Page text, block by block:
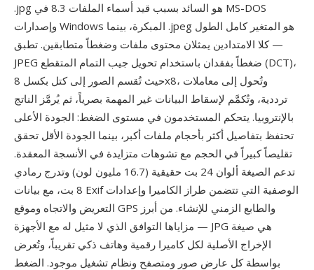
.jpg هو السائد بسبب قيد أسماء الملفات 8.3 في MS-DOS
وإصدارات Windows المبكرة، بينما .jpeg هو المتغير كامل الطول
— كلا الامتدادين يمثلان محتوى ملفات وضغطاً متطابقين. تطبق
JPEG ضغطاً بفقدان باستخدام تحويل جيب التمام المتقطع (DCT)،
حيث تُقسم الصور إلى كتل بكسل 8x8، وتُحول إلى معاملات
ترددية، وتُكمَّم لإسقاط البيانات غير المهمة بصرياً، ثم يُرمَّز الناتج
بالإنتروبيا. يتحكم المستخدمون في مستوى الضغط: الجودة الأعلى
تحتفظ بتفاصيل أكثر بأحجام ملفات أكبر، بينما الجودة الأقل تحقق
تقليصاً كبيراً في الحجم مع تشوهات متزايدة في الأنسجة المعقدة.
تدعم الصيغة ألوان 24 بت حقيقية (16.7 مليون لون) وتدرج رمادي
8 بت، مع بيانات Exif الوصفية التي تتضمن طراز الكاميرا وإعدادات
التعريض والاتجاه وموقع GPS والطابع الزمني للإنشاء. من أبرز
مزاياها التوافق الذي لا مثيل له مع الأجهزة — JPG هي صيغة
الإخراج الأصلية لكل كاميرا رقمية وهاتف ذكي تقريباً، وتُعرض
بواسطة كل عارض صور ومتصفح ونظام تشغيل موجود. الضغط